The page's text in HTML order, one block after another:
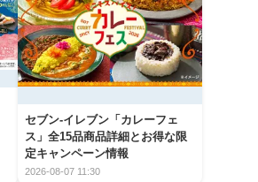
セブン‐イレブン「カレーフェ
ス」全15品商品詳細とお得な限
定キャンペーン情報
2026-08-07 11:30